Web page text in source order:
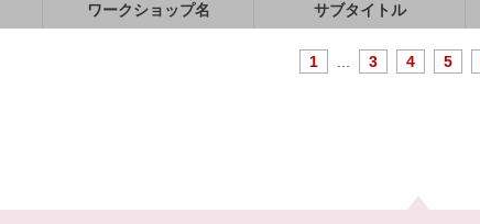
ワークショップ名 サブタイトル
1 3 4 5